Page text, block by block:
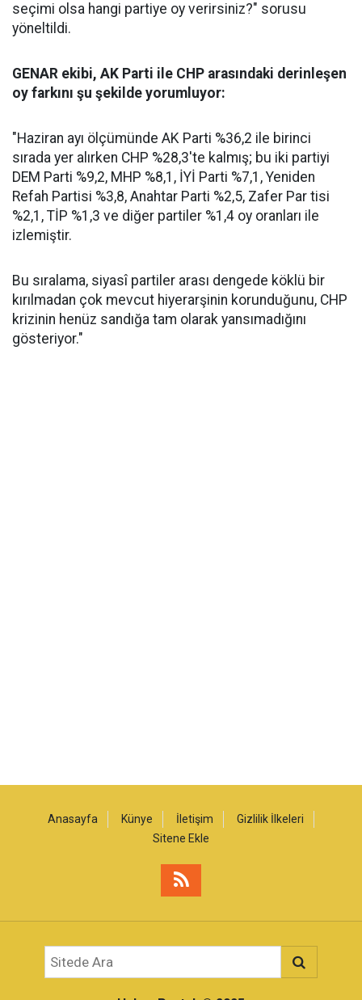
seçimi olsa hangi partiye oy verirsiniz?" sorusu
yöneltildi.
GENAR ekibi, AK Parti ile CHP arasındaki derinleşen
oy farkını şu şekilde yorumluyor:
"Haziran ayı ölçümünde AK Parti %36,2 ile birinci
sırada yer alırken CHP %28,3'te kalmış; bu iki partiyi
DEM Parti %9,2, MHP %8,1, İYİ Parti %7,1, Yeniden
Refah Partisi %3,8, Anahtar Parti %2,5, Zafer Par tisi
%2,1, TİP %1,3 ve diğer partiler %1,4 oy oranları ile
izlemiştir.
Bu sıralama, siyasî partiler arası dengede köklü bir
kırılmadan çok mevcut hiyerarşinin korunduğunu, CHP
krizinin henüz sandığa tam olarak yansımadığını
gösteriyor."
Anasayfa Künye İletişim
Gizlilik İlkeleri
Sitene Ekle